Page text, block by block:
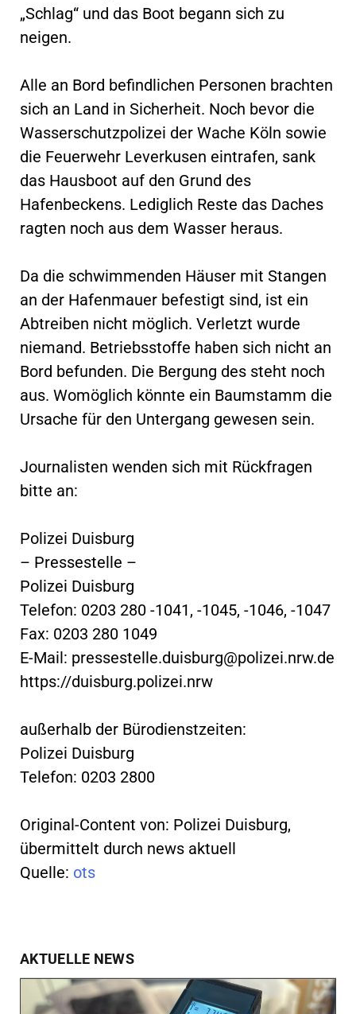
„Schlag“ und das Boot begann sich zu
neigen.
Alle an Bord befindlichen Personen brachten
sich an Land in Sicherheit. Noch bevor die
Wasserschutzpolizei der Wache Köln sowie
die Feuerwehr Leverkusen eintrafen, sank
das Hausboot auf den Grund des
Hafenbeckens. Lediglich Reste das Daches
ragten noch aus dem Wasser heraus.
Da die schwimmenden Häuser mit Stangen
an der Hafenmauer befestigt sind, ist ein
Abtreiben nicht möglich. Verletzt wurde
niemand. Betriebsstoffe haben sich nicht an
Bord befunden. Die Bergung des steht noch
aus. Womöglich könnte ein Baumstamm die
Ursache für den Untergang gewesen sein.
Journalisten wenden sich mit Rückfragen
bitte an:
Polizei Duisburg
– Pressestelle –
Polizei Duisburg
Telefon: 0203 280 -1041, -1045, -1046, -1047
Fax: 0203 280 1049
E-Mail: pressestelle.duisburg@polizei.nrw.de
https://duisburg.polizei.nrw
außerhalb der Bürodienstzeiten:
Polizei Duisburg
Telefon: 0203 2800
Original-Content von: Polizei Duisburg,
übermittelt durch news aktuell
Quelle: ots
AKTUELLE NEWS